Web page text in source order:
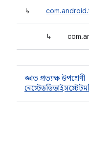
↳
↳
জ্ঞাত প্রত্যক্ষ উপশ্রেণী